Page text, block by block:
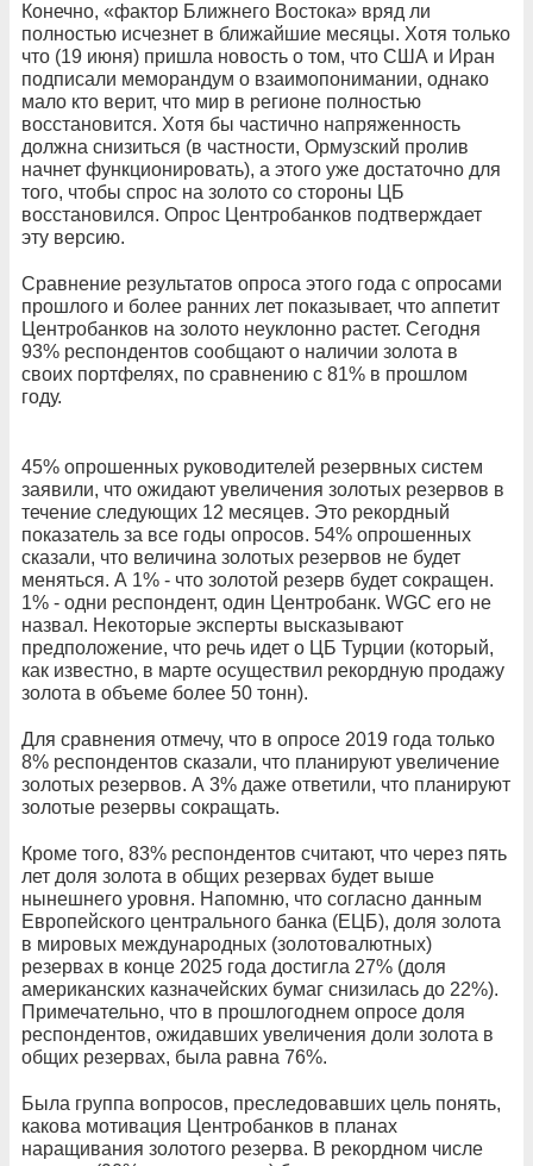
Конечно, «фактор Ближнего Востока» вряд ли
полностью исчезнет в ближайшие месяцы. Хотя только
что (19 июня) пришла новость о том, что США и Иран
подписали меморандум о взаимопонимании, однако
мало кто верит, что мир в регионе полностью
восстановится. Хотя бы частично напряженность
должна снизиться (в частности, Ормузский пролив
начнет функционировать), а этого уже достаточно для
того, чтобы спрос на золото со стороны ЦБ
восстановился. Опрос Центробанков подтверждает
эту версию.
Сравнение результатов опроса этого года с опросами
прошлого и более ранних лет показывает, что аппетит
Центробанков на золото неуклонно растет. Сегодня
93% респондентов сообщают о наличии золота в
своих портфелях, по сравнению с 81% в прошлом
году.
45% опрошенных руководителей резервных систем
заявили, что ожидают увеличения золотых резервов в
течение следующих 12 месяцев. Это рекордный
показатель за все годы опросов. 54% опрошенных
сказали, что величина золотых резервов не будет
меняться. А 1% - что золотой резерв будет сокращен.
1% - одни респондент, один Центробанк. WGC его не
назвал. Некоторые эксперты высказывают
предположение, что речь идет о ЦБ Турции (который,
как известно, в марте осуществил рекордную продажу
золота в объеме более 50 тонн).
Для сравнения отмечу, что в опросе 2019 года только
8% респондентов сказали, что планируют увеличение
золотых резервов. А 3% даже ответили, что планируют
золотые резервы сокращать.
Кроме того, 83% респондентов считают, что через пять
лет доля золота в общих резервах будет выше
нынешнего уровня. Напомню, что согласно данным
Европейского центрального банка (ЕЦБ), доля золота
в мировых международных (золотовалютных)
резервах в конце 2025 года достигла 27% (доля
американских казначейских бумаг снизилась до 22%).
Примечательно, что в прошлогоднем опросе доля
респондентов, ожидавших увеличения доли золота в
общих резервах, была равна 76%.
Была группа вопросов, преследовавших цель понять,
какова мотивация Центробанков в планах
наращивания золотого резерва. В рекордном числе